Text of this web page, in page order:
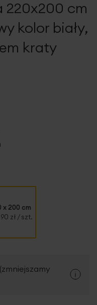
220x200 cm
kolor biały,
kraty
x 200 cm
zł / szt.